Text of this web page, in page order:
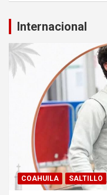
Internacional
COAHUILA SALTILLO